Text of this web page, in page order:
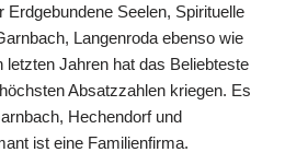
Erdgebundene Seelen, Spirituelle
Langenroda ebenso wie
letzten Jahren hat das Beliebteste
Absatzzahlen kriegen. Es
Hechendorf und
ist eine Familienfirma.